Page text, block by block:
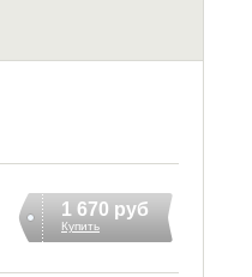
1 670 руб
Купить